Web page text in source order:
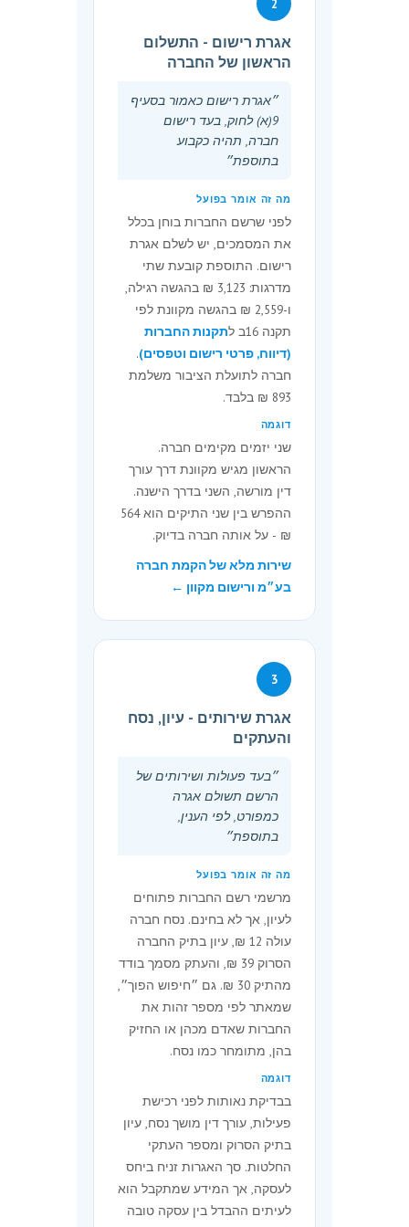
(ב) בעד פעולות ושירותים של רשם
ההקדשות או של רשם החברות,
לגבי חברה לתועלת הציבור, תשולם
אגרת מיזוג
על הגשת הצעת מיזוג כאמור
אגרת מיזוג לחברה לתועלת
הציבור
על אף האמור בתקנה 4, על
הגשת הצעת מיזוג בידי חברה
לתועלת הציבור כאמור בסעיף
345טז לחוק, תשולם האגרה
הקבועה לעניין זה, בפרט 8א
בתוספת, על ידי כל אחת מן
החברות המתמזגות.
אגרה שנתית
(א) אגרה שנתית כאמור בסעיף
(1) אם שולמה עד 31 בדצמבר של
השנה, תהיה כקבוע בתוספת;
(2) אם שולמה עד סוף חודש מרס
של אותה שנה, תהיה בסכום
(3) אם שולמה לאחר תום השנה,
(ב) חברה אינה חייבת באגרה
שנתית בעד השנה שבה נרשמה
לראשונה.
אגרה שנתית לחברה
שהפסיקה פעילותה ונמצאת
בהליכי פירוק מרצון - הוראת
שעה
(בוטלה)
אגרה שנתית לחברות בית
משותף - הוראת שעה
(א) בתקנה זו, ״חברת בית
משותף״ - חברה שבבעלותה בית
שחלות עליו הוראות פרק ו׳1 לחוק
המקרקעין, התשכ״ט-1969 (להלן -
חוק המקרקעין), ואין לה פעילות
למעט פעילות הנובעת מבעלותה
2
אגרת רישום - התשלום
הראשון של החברה
״אגרת רישום כאמור בסעיף
9(א) לחוק, בעד רישום
חברה, תהיה כקבוע
בתוספת״
מה זה אומר בפועל
לפני שרשם החברות בוחן בכלל
את המסמכים, יש לשלם אגרת
רישום. התוספת קובעת שתי
מדרגות: 3,123 ₪ בהגשה רגילה,
ו-2,559 ₪ בהגשה מקוונת לפי
תקנה 16ב ל
תקנות החברות
(דיווח, פרטי רישום וטפסים).
חברה לתועלת הציבור משלמת
893 ₪ בלבד.
דוגמה
שני יזמים מקימים חברה.
הראשון מגיש מקוונת דרך עורך
דין מורשה, השני בדרך הישנה.
ההפרש בין שני התיקים הוא 564
₪ - על אותה חברה בדיוק.
שירות מלא של הקמת חברה
בע״מ ורישום מקוון ←
3
אגרת שירותים - עיון, נסח
והעתקים
״בעד פעולות ושירותים של
הרשם תשולם אגרה
כמפורט, לפי הענין,
בתוספת״
מה זה אומר בפועל
מרשמי רשם החברות פתוחים
לעיון, אך לא בחינם. נסח חברה
עולה 12 ₪, עיון בתיק החברה
הסרוק 39 ₪, והעתק מסמך בודד
מהתיק 30 ₪. גם ״חיפוש הפוך״,
שמאתר לפי מספר זהות את
החברות שאדם מכהן או החזיק
בהן, מתומחר כמו נסח.
דוגמה
בבדיקת נאותות לפני רכישת
פעילות, עורך דין מושך נסח, עיון
בתיק הסרוק ומספר העתקי
החלטות. סך האגרות זניח ביחס
לעסקה, אך המידע שמתקבל הוא
לעיתים ההבדל בין עסקה טובה